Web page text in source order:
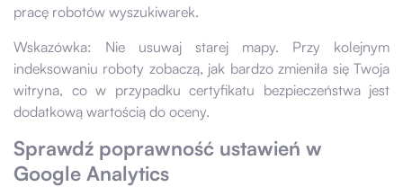
pracę robotów wyszukiwarek.
Wskazówka: Nie usuwaj starej mapy. Przy kolejnym
indeksowaniu roboty zobaczą, jak bardzo zmieniła się Twoja
witryna, co w przypadku certyfikatu bezpieczeństwa jest
dodatkową wartością do oceny.
Sprawdź poprawność ustawień w
Google Analytics